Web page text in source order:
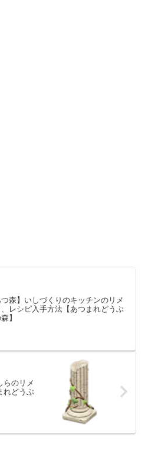
つ森】いしづくりのキッチンのリメ
、レシピ入手方法【あつまれどうぶ
】
らのリメ
れどうぶ